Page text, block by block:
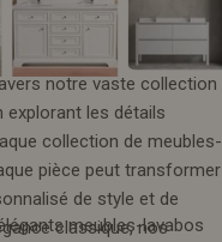
notre vaste collection
explorant les détails
collection de meubles-
pièce peut transformer
de style et de
classique, nos
meubles-lavabos